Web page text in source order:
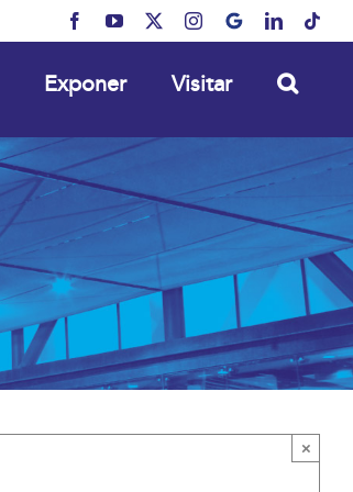
FacebookYouTube Instagram
MyBusinessLinkedIn
Exponer Visitar
×